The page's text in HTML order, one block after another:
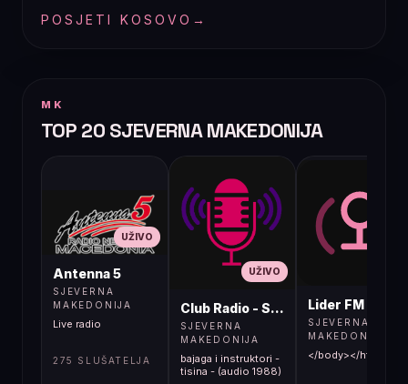
POSJETI KOSOVO →
MK
TOP 20 SJEVERNA MAKEDONIJA
UŽIVO
Antenna 5
SJEVERNA
MAKEDONIJA
Live radio
275 SLUŠATELJA
UŽIVO
Club Radio - Skopje, Mcedonia
SJEVERNA
MAKEDONIJA
bajaga i instruktori -
tisina - (audio 1988)
Lider FM 107,4
SJEVERNA
MAKEDONIJA
</body></html>